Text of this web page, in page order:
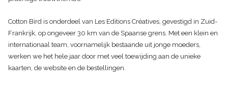
Cotton Bird is onderdeel van Les Editions Créatives, gevestigd in Zuid-
Frankrijk, op ongeveer 30 km van de Spaanse grens. Met een klein en
internationaal team, voornamelijk bestaande uit jonge moeders,
werken we het hele jaar door met veel toewijding aan de unieke
kaarten, de website en de bestellingen.